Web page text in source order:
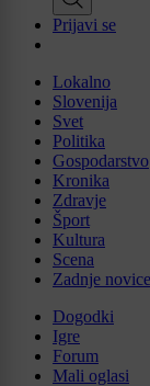
Prijavi se
Lokalno
Slovenija
Svet
Politika
Gospodarstvo
Kronika
Zdravje
Šport
Kultura
Scena
Zadnje novice
Dogodki
Igre
Forum
Mali oglasi